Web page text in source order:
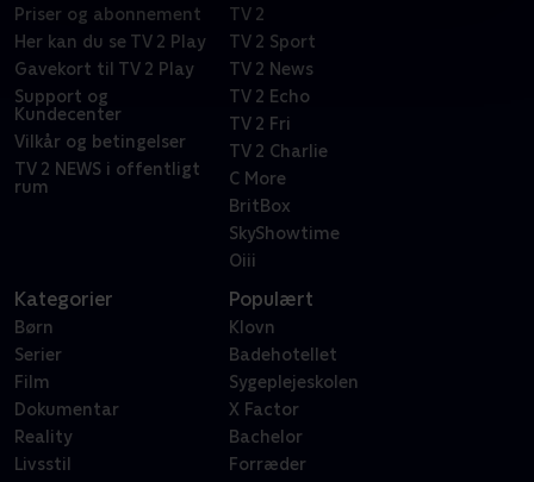
Priser og abonnement
Her kan du se TV 2 Play
Gavekort til TV 2 Play
Support og
Kundecenter
Vilkår og betingelser
TV 2 NEWS i offentligt
rum
TV 2
TV 2 Sport
TV 2 News
TV 2 Echo
TV 2 Fri
TV 2 Charlie
C More
BritBox
SkyShowtime
Oiii
Kategorier
Børn
Serier
Film
Dokumentar
Reality
Livsstil
Populært
Klovn
Badehotellet
Sygeplejeskolen
X Factor
Bachelor
Forræder